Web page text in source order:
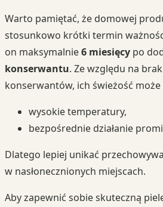
Warto pamiętać, że domowej
stosunkowo krótki termin
on maksymalnie6 miesięcy po
konserwantu. Ze względu na
konserwantów, ich świeżość
wysokie temperatury,
bezpośrednie działanie
Dlatego lepiej unikać
w nasłonecznionych miejscach.
Aby zapewnić sobie skuteczną